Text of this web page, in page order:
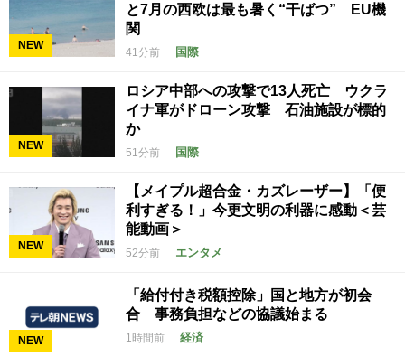
NEW
と7月の西欧は最も暑く“干ばつ” EU機
関
41分前 国際
NEW
ロシア中部への攻撃で13人死亡 ウクラ
イナ軍がドローン攻撃 石油施設が標的
か
51分前 国際
NEW
【メイプル超合金・カズレーザー】「便
利すぎる！」今更文明の利器に感動＜芸
能動画＞
52分前 エンタメ
NEW
「給付付き税額控除」国と地方が初会
合 事務負担などの協議始まる
1時間前 経済